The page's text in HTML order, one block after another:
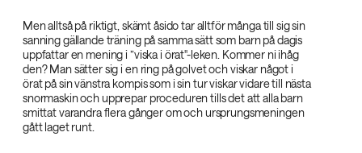
Men alltså på riktigt, skämt åsido tar alltför många till sig sin
sanning gällande träning på samma sätt som barn på dagis
uppfattar en mening i ”viska i örat"-leken. Kommer ni ihåg
den? Man sätter sig i en ring på golvet och viskar något i
örat på sin vänstra kompis som i sin tur viskar vidare till nästa
snormaskin och upprepar proceduren tills det att alla barn
smittat varandra flera gånger om och ursprungsmeningen
gått laget runt.